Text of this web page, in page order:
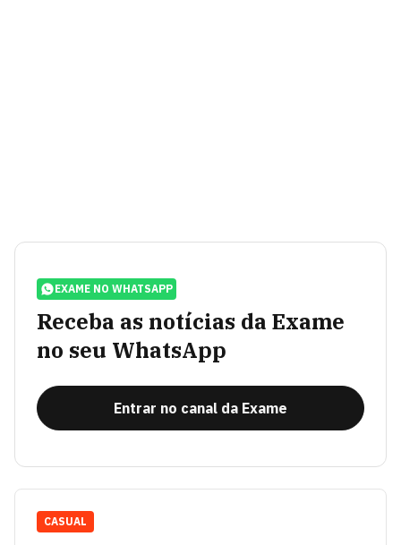
EXAME NO WHATSAPP
Receba as notícias da Exame
no seu WhatsApp
Entrar no canal da Exame
CASUAL